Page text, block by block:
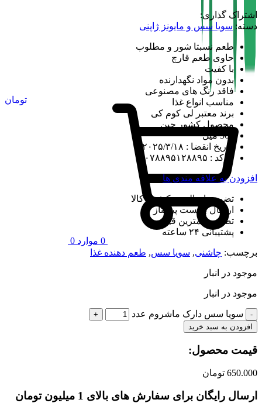
0 موارد 0
تومان
اشتراک گذاری:
دسته: سویا سس و مایونز ژاپنی
طعم نسبتا شور و مطلوب
حاوی طعم قارچ
با کفیت
بدون مواد نگهدارنده
فاقد رنگ های مصنوعی
مناسب انواع غذا
برند معتبر لی کوم کی
محصول کشور چین
500 میل
تاریخ انقضا : ۲۰۲۵/۳/۱۸
بارکد : ۰۷۸۸۹۵۱۲۸۸۹۵
افزودن به علاقه مندی ها
تضمین اصالت و کیفیت کالا
ارسال با پست پیشتاز
تضمین کمترین قیمت
پشتیبانی ۲۴ ساعته
برچسب: چاشنی, سویا سس, طعم دهنده غذا
موجود در انبار
موجود در انبار
سویا سس دارک ماشروم عدد
افزودن به سبد خرید
قیمت محصول:​
650.000 تومان
ارسال رایگان برای سفارش های بالای 1 میلیون تومان